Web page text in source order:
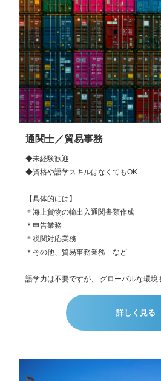
通関士／貿易事務
◆未経験歓迎
◆資格や語学スキルはなくてもOK
【具体的には】
＊海上貨物の輸出入通関書類作成
＊申告業務
＊税関対応業務
＊その他、貿易事務業務　など
語学力は不要ですが、 グローバルな環境
詳しく見る